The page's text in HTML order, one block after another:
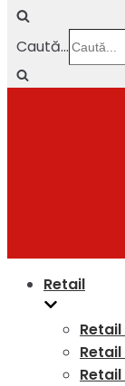
Caută...
Retail